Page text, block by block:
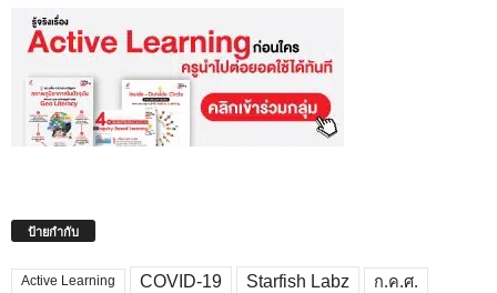
ป้ายกำกับ
Active Learning COVID-19 Starfish Labz ก.ค.ศ.